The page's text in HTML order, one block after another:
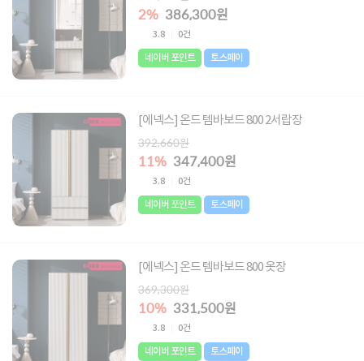
2% 386,300원
3.8 0건
네이버 포인트 토스페이
[에넥스] 온드 템바보드 800 2서랍장
392,660원
11% 347,400원
3.8 0건
네이버 포인트 토스페이
[에넥스] 온드 템바보드 800 옷장
369,300원
10% 331,500원
3.8 0건
네이버 포인트 토스페이